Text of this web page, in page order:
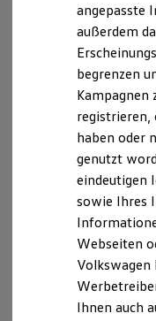
XTL-
Ersatzteile
Original
myVolkswagen
Elektrisch &
Elektro - &
Unser
Reichweite &
Förderung &
angepasste
außerdem
begrenzen
Kampagnen
registrieren,
haben oder
genutzt
eindeutigen
sowie Ihres
Webseiten
Volkswagen
Ihnen auch